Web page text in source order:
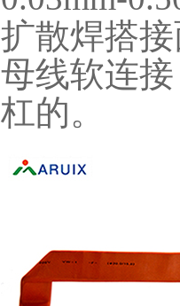
扩散焊搭
母线软连
杠的。